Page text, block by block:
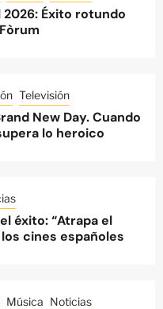
2026: Éxito rotundo
Televisión
New Day. Cuando
lo heroico
éxito: “Atrapa el
cines españoles
Música Noticias